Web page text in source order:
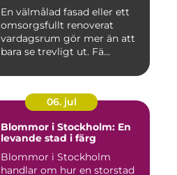
En välmålad fasad eller ett
omsorgsfullt renoverat
vardagsrum gör mer än att
bara se trevligt ut. Fä...
06. jul
Blommor i Stockholm: En
levande stad i färg
Blommor i Stockholm
handlar om hur en storstad